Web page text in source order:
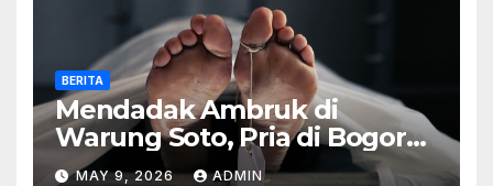
BERITA
Mendadak Ambruk di
Warung Soto, Pria di Bogor
Meninggal Sebelum Makan
MAY 9, 2026 ADMIN